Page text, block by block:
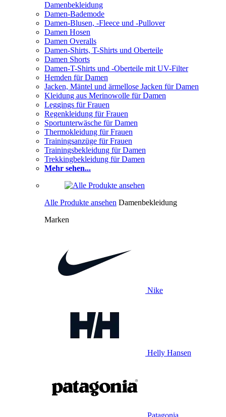
Damenbekleidung
Damen-Bademode
Damen-Blusen, -Fleece und -Pullover
Damen Hosen
Damen Overalls
Damen-Shirts, T-Shirts und Oberteile
Damen Shorts
Damen-T-Shirts und -Oberteile mit UV-Filter
Hemden für Damen
Jacken, Mäntel und ärmellose Jacken für Damen
Kleidung aus Merinowolle für Damen
Leggings für Frauen
Regenkleidung für Frauen
Sportunterwäsche für Damen
Thermokleidung für Frauen
Trainingsanzüge für Frauen
Trainingsbekleidung für Damen
Trekkingbekleidung für Damen
Mehr sehen...
Alle Produkte ansehen Damenbekleidung
Marken
Nike
Helly Hansen
Patagonia